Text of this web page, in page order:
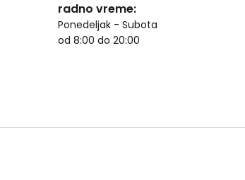
radno vreme:
Ponedeljak - Subota
od 8:00 do 20:00